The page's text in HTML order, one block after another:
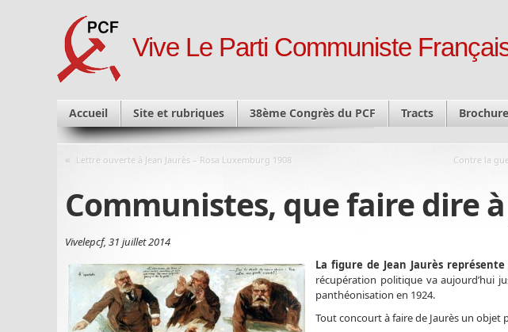
Vive Le Parti Communiste
Accueil Site et rubriques 38ème Congrès du PCF Tracts
« Lettre ouverte à Jean Jaurès – Rosa Luxemburg 1908 Contre la
Communistes, que faire dire à
Vivelepcf, 31 juillet 2014
La figure de Jean Jaurès
récupération politique va aujourd’hui
panthéonisation en 1924.
Tout concourt à faire de Jaurès un objet